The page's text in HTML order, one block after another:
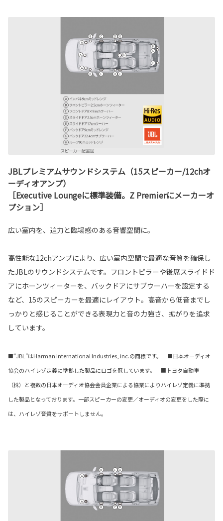
JBLプレミアムサウンドシステム（15スピーカー/12chオ
ーディオアンプ）
［Executive Loungeに標準装備。Z Premierにメーカーオ
プション］
広い室内を、迫力と臨場感のある音響空間に。
高性能な12chアンプにより、広い室内空間で最適な音質を確保し
たJBLのサウンドシステムです。フロントピラーや後席スライドド
アにホーンツィーターを、バックドアにサブウーハーを設定する
など、15のスピーカーを最適にレイアウト。高音から低音までし
っかりと感じることができる表現力と音の力強さ、拡がりを追求
しています。
■“JBL”はHarman International Industries, inc.の商標です。 ■日本オーディオ
協会のハイレゾ定義に準拠した製品にロゴを冠しています。 ■トヨタ自動車
（株）と複数の日本オーディオ協会会員企業による協業によりハイレゾ定義に準拠
した製品となっております。一部スピーカーの変更／オーディオの変更をした際に
は、ハイレゾ音質をサポートしません。